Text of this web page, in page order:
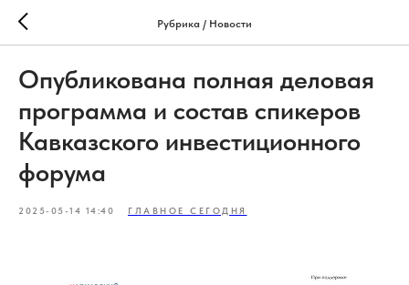
Рубрика / Новости
Опубликована полная деловая
программа и состав спикеров
Кавказского инвестиционного
форума
2025-05-14 14:40 ГЛАВНОЕ СЕГОДНЯ